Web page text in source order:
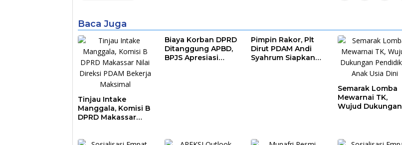
Baca Juga
Tinjau Intake
Manggala, Komisi B
DPRD Makassar
Biaya Korban DPRD
Ditanggung APBD,
BPJS Apresiasi
Pimpin Rakor, Plt
Dirut PDAM Andi
Syahrum Siapkan
Semarak Lomba
Mewarnai TK,
Wujud Dukungan